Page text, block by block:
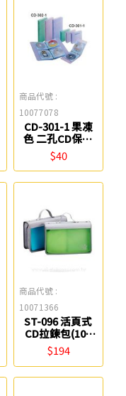
商品代號 :
10077078
CD-301-1 果凍
色 二孔CD保存
夾(空夾) Flying
$40
商品代號 :
10071366
ST-096 活頁式
CD拉鍊包(100
片) Flying
$194